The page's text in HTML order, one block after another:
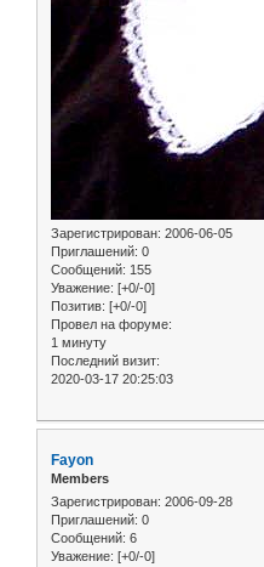
Зарегистрирован: 2006-06-05
Приглашений: 0
Сообщений: 155
Уважение: [+0/-0]
Позитив: [+0/-0]
Провел на форуме:
1 минуту
Последний визит:
2020-03-17 20:25:03
Fayon
Members
Зарегистрирован: 2006-09-28
Приглашений: 0
Сообщений: 6
Уважение: [+0/-0]